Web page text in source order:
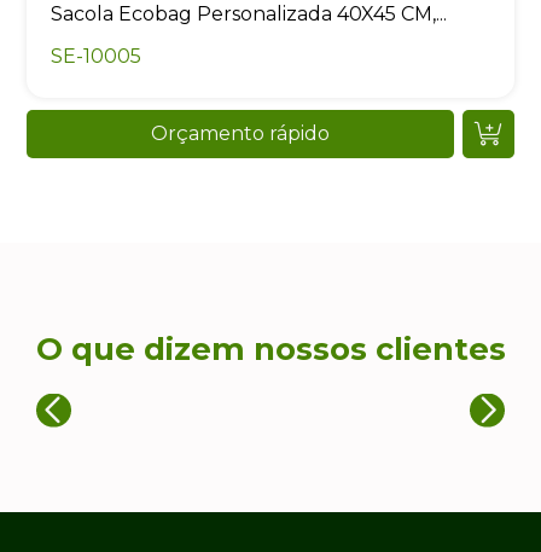
Sacola Ecobag Personalizada 40X45 CM,...
SE-10005
Orçamento rápido
O que dizem nossos clientes